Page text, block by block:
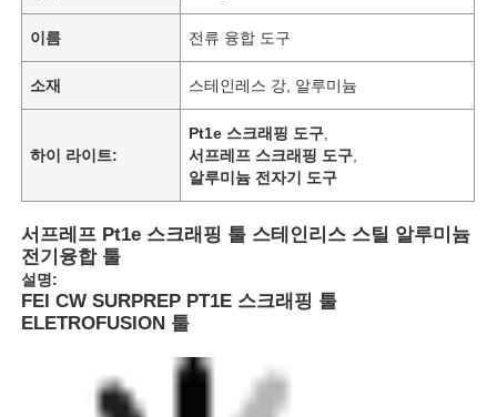
이름 전류 융합 도구
소재 스테인레스 강, 알루미늄
하이 라이트:
Pt1e 스크래핑 도구
서프레프 스크래핑 도구
알루미늄 전자기 도구
서프레프 Pt1e 스크래핑 툴 스테인리스 스틸 알루미늄
전기융합 툴
설명:
FEI CW SURPREP PT1E 스크래핑 툴
ELETROFUSION 툴